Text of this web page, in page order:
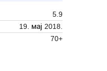
5.9
19. мај 2018.
70+